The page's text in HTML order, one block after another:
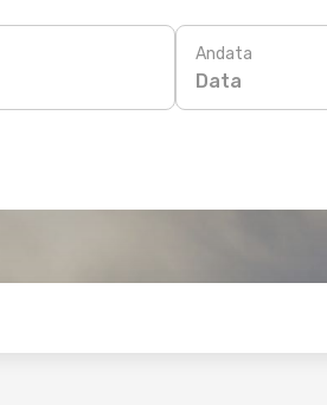
Andata
Data